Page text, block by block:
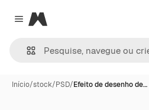
Close menu
Magnific
Início/stock/PSD/Efeito de desenho de…